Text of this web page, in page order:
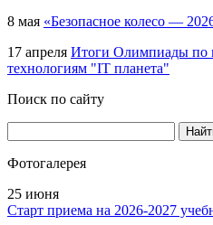
8 мая «Безопасное колесо —
17 апреля Итоги Олимпиады
технологиям "IT планета"
Поиск по сайту
Фотогалерея
25 июня
Старт приема на 2026-2027